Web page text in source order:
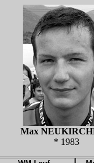
Max
* 1983